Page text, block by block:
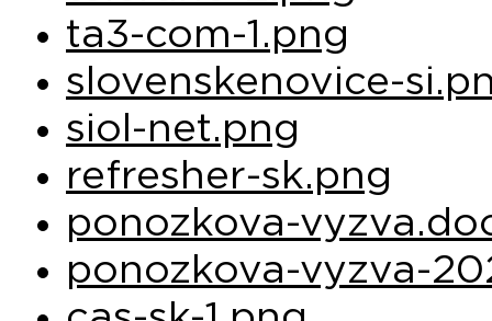
ta3-com-1.png
slovenskenovice-
siol-net.png
refresher-sk.png
ponozkova-
ponozkova-vyzva-